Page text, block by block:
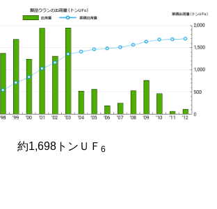
約1,698トンＵＦ 6